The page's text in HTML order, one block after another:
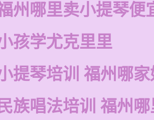
州哪里卖小提琴便
孩学尤克里里
提琴培训 福州哪
民族唱法培训 福州